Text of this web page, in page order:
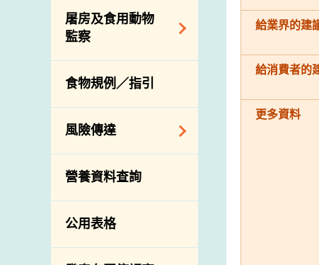
資料
食物安全之風險評
估
食物事故應變及管
理
食物消費量調查
總膳食研究
有機食物
高風險食物
抗菌素耐藥性
絡內地有關當局
進口食物管制
口檢驗
出口驗證
出口食物往內地
出口商及業界的消
息
屠房及食用動物
監察
規管農業化學物及
獸醫藥物在食用動
物上的使用
屠房及疾病監測
宰前檢驗
宰後檢驗
結果
屠房及肉類檢驗
食物規例／指引
風險傳達
主題項目
項目及活動
營養資料查詢
公用表格
給業界的建
給消費者的
更多資料